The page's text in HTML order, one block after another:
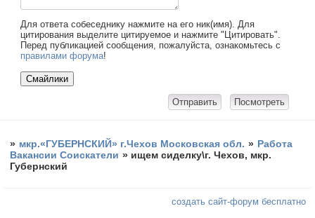
Для ответа собеседнику нажмите на его ник(имя). Для
цитирования выделите цитируемое и нажмите "Цитировать".
Перед публикацией сообщения, пожалуйста, ознакомьтесь с
правилами форума!
» мкр.«ГУБЕРНСКИЙ» г.Чехов Московская обл. » Работа
Вакансии Соискатели » ищем сиделку\г. Чехов, мкр.
Губернский
создать сайт-форум бесплатно